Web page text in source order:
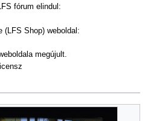
fórum elindul:
(LFS Shop) weboldal:
megújult.